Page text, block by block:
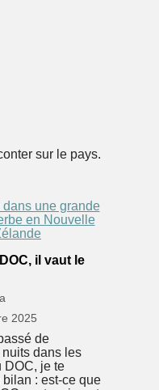
sur le pays.
il vaut le
2025
de
dans les
DOC, je te
bilan : est-ce que